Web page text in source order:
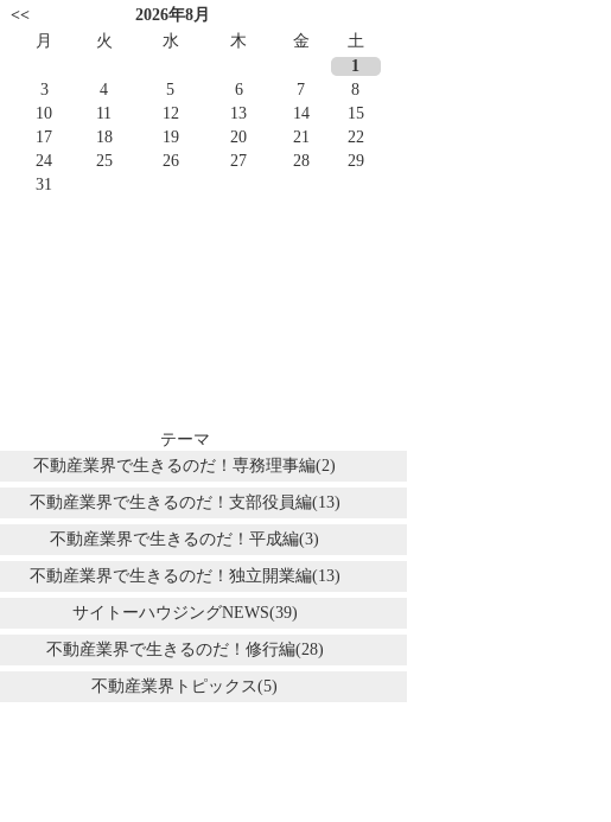
<<
2026年8月
月 火 水 木 金
土
1
3 4 5 6 7
8
10 11 12 13 14
15
17 18 19 20 21
22
24 25 26 27 28
29
31
テーマ
不動産業界で生きるのだ！専務理事編(2)
不動産業界で生きるのだ！支部役員編(13)
不動産業界で生きるのだ！平成編(3)
不動産業界で生きるのだ！独立開業編(13)
サイトーハウジングNEWS(39)
不動産業界で生きるのだ！修行編(28)
不動産業界トピックス(5)